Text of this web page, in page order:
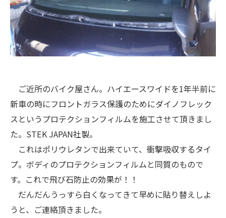
ご近所のバイク屋さん。ハイエースワイドを1年半前に
新車の時にフロントガラス保護のためにダイノフレック
スというプロテクションフィルムを施工させて頂きまし
た。STEK JAPAN社製。
これはポリウレタンで出来ていて、衝撃吸収するタイ
プ。ボディのプロテクションフィルムと同質のもので
す。これで飛び石防止の効果が！！
だんだんうっすら白くなってきて早めに貼り替えしよ
うと、ご連絡頂きました。